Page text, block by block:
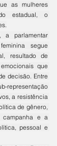
as mulheres
estadual, o
segue
resultado de
que
decisão. Entre
representação
a resistência
de gênero,
campanha e a
pessoal e